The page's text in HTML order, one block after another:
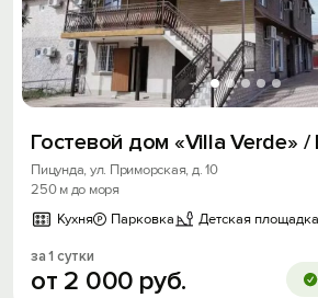
Гостевой дом «Villa Verde»
Пицунда, ул. Приморская, д. 10
250 м до моря
Кухня
Парковка Детская площадка
за 1 сутки
от 2 000 руб.